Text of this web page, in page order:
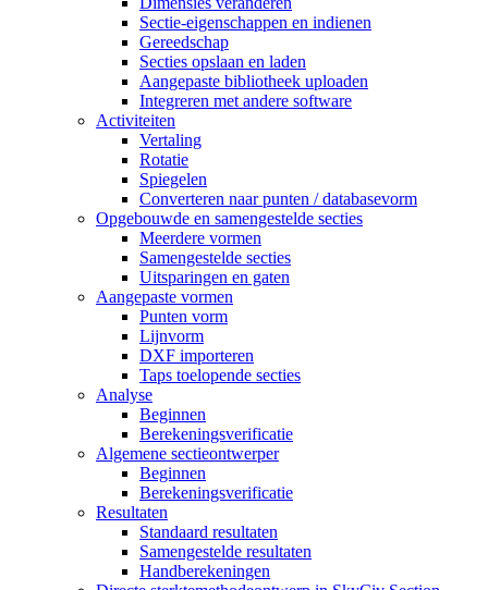
Sectie-eigenschappen en indienen
Gereedschap
Secties opslaan en laden
Aangepaste bibliotheek uploaden
Integreren met andere software
Activiteiten
Vertaling
Rotatie
Spiegelen
Converteren naar punten / databasevorm
Opgebouwde en samengestelde secties
Meerdere vormen
Samengestelde secties
Uitsparingen en gaten
Aangepaste vormen
Punten vorm
Lijnvorm
DXF importeren
Taps toelopende secties
Analyse
Beginnen
Berekeningsverificatie
Algemene sectieontwerper
Beginnen
Berekeningsverificatie
Resultaten
Standaard resultaten
Samengestelde resultaten
Handberekeningen